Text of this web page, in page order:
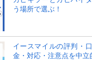
う場所で選ぶ！
イースマイルの評判・
金・対応・注意点を中立